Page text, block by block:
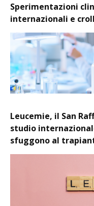
Sperimentazioni
internazionali e
Leucemie, il San
studio
sfuggono al